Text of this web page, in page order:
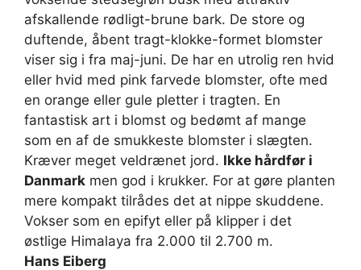
afskallende rødligt-brune bark. De store og
duftende, åbent tragt-klokke-formet blomster
viser sig i fra maj-juni. De har en utrolig ren hvid
eller hvid med pink farvede blomster, ofte med
en orange eller gule pletter i tragten. En
fantastisk art i blomst og bedømt af mange
som en af de smukkeste blomster i slægten.
Kræver meget veldrænet jord. Ikke hårdfør i
Danmark men god i krukker. For at gøre planten
mere kompakt tilrådes det at nippe skuddene.
Vokser som en epifyt eller på klipper i det
østlige Himalaya fra 2.000 til 2.700 m.
Hans Eiberg